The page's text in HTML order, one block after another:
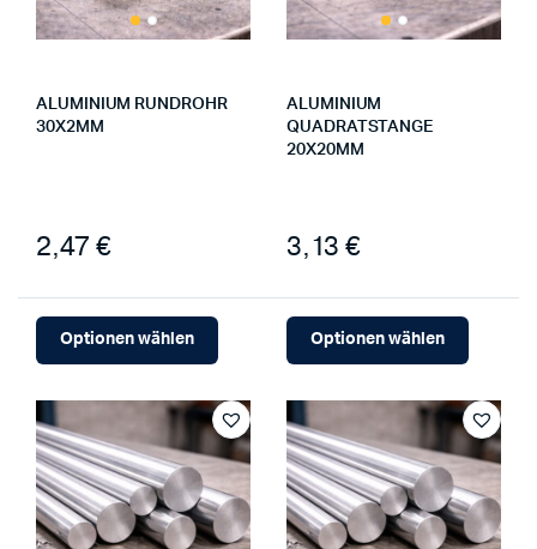
ALUMINIUM RUNDROHR
30X2MM
2,47 €
Optionen wählen
ALUMINIUM
QUADRATSTANGE
20X20MM
3,13 €
Optionen wählen